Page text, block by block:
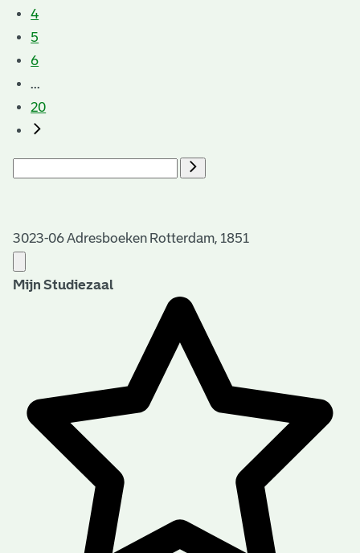
4
5
6
...
20
3023-06 Adresboeken Rotterdam, 1851
Mijn Studiezaal